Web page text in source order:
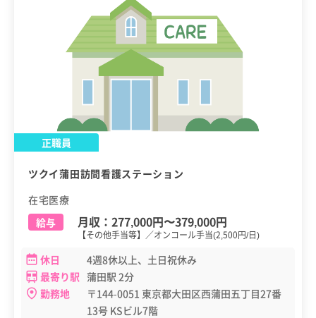
正職員
ツクイ蒲田訪問看護ステーション
在宅医療
給与
月収： 277,000円〜379,000円
【その他手当等】／オンコール手当(2,500円/日)
休日
4週8休以上、土日祝休み
最寄り駅 蒲田駅 2分
勤務地
〒144-0051 東京都大田区西蒲田五丁目27番
13号 KSビル7階